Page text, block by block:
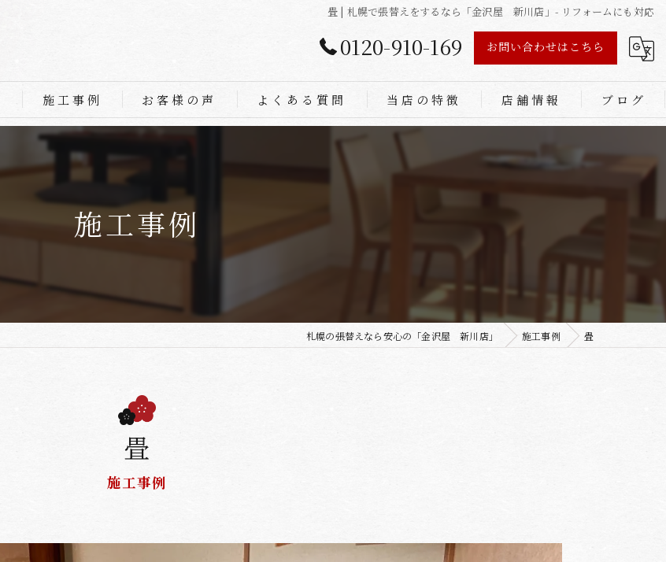
畳 | 札幌で張替えをするなら「金沢屋 新川店」- リフォームにも対応
0120-910-169 お問い合わせはこちら
施工事例 お客様の声 よくある質問 当店の特徴
あみ戸
リフォーム
店舗情報 ブログ
施工事例
札幌の張替えなら安心の「金沢屋 新川店」 施工事例 畳
施工事例
畳